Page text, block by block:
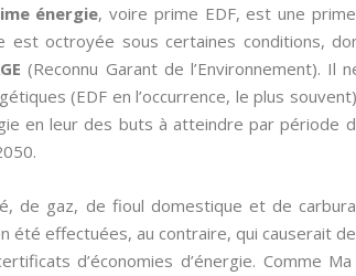
énergie, voire prime EDF, est une
est octroyée sous certaines conditions,
(Reconnu Garant de l’Environnement). Il
(EDF en l’occurrence, le plus
en leur des buts à atteindre par période
de gaz, de fioul domestique et de
été effectuées, au contraire, qui causerait
d’économies d’énergie. Comme Ma